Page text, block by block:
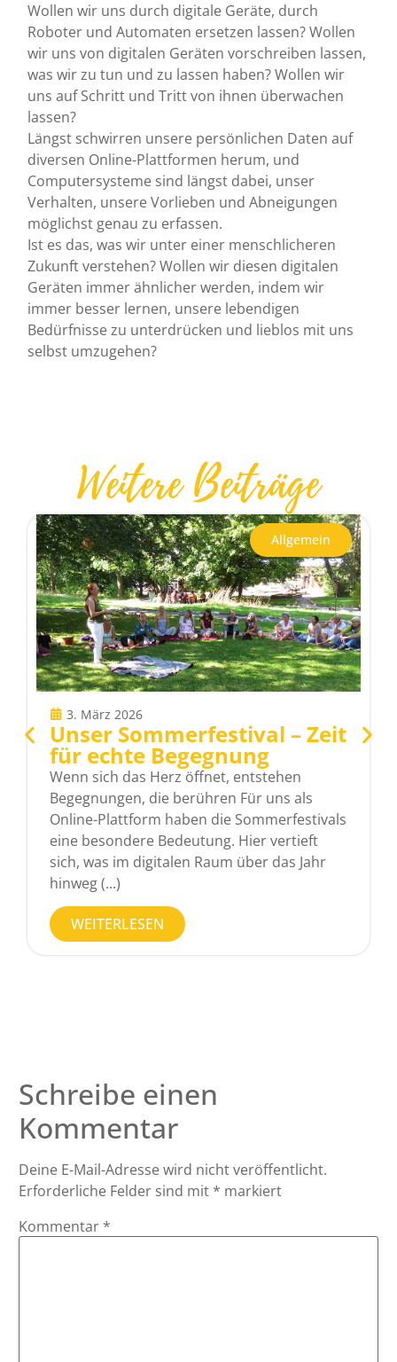
Wollen wir uns durch digitale Geräte, durch
Roboter und Automaten ersetzen lassen? Wollen
wir uns von digitalen Geräten vorschreiben lassen,
was wir zu tun und zu lassen haben? Wollen wir
uns auf Schritt und Tritt von ihnen überwachen
lassen?
Längst schwirren unsere persönlichen Daten auf
diversen Online-Plattformen herum, und
Computersysteme sind längst dabei, unser
Verhalten, unsere Vorlieben und Abneigungen
möglichst genau zu erfassen.
Ist es das, was wir unter einer menschlicheren
Zukunft verstehen? Wollen wir diesen digitalen
Geräten immer ähnlicher werden, indem wir
immer besser lernen, unsere lebendigen
Bedürfnisse zu unterdrücken und lieblos mit uns
selbst umzugehen?
Weitere Beiträge
Allgemein
3. März 2026
Unser Sommerfestival – Zeit
für echte Begegnung
Wenn sich das Herz öffnet, entstehen
Begegnungen, die berühren Für uns als
Online-Plattform haben die Sommerfestivals
eine besondere Bedeutung. Hier vertieft
sich, was im digitalen Raum über das Jahr
hinweg (...)
WEITERLESEN
Schreibe einen
Kommentar
Deine E-Mail-Adresse wird nicht veröffentlicht.
Erforderliche Felder sind mit * markiert
Kommentar *